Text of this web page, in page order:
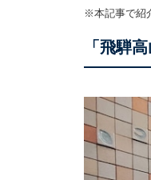
※本記事で紹
「飛騨